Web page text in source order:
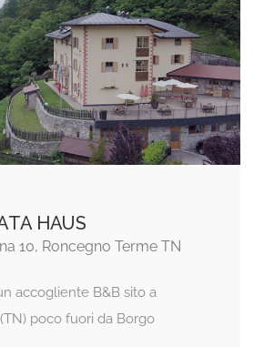
HAUS
10, Roncegno Terme TN
accogliente B&B sito a
poco fuori da Borgo